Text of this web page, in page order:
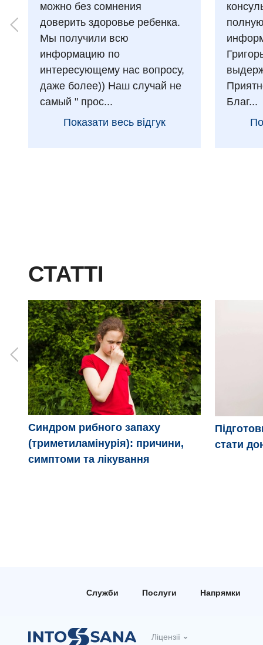
можно без сомнения
доверить здоровье ребенка.
Мы получили всю
информацию по
интересующему нас вопросу,
даже более)) Наш случай не
самый " прос...
Показати весь відгук
Благ...
СТАТТІ
Синдром рибного запаху
(триметиламінурія): причини,
симптоми та лікування
стати
Служби Послуги Напрямки
Ліцензії